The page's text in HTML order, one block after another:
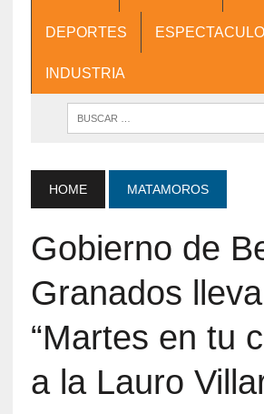
DEPORTES
INDUSTRIA
HOME MATAMOROS
Gobierno de
Granados lleva
“Martes en tu
a la Lauro